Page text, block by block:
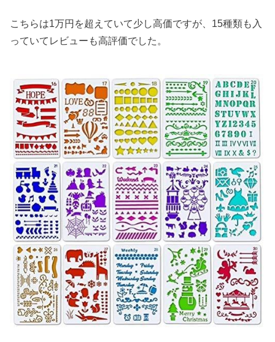
こちらは1万円を超えていて少し高価ですが、15種類も入
っていてレビューも高評価でした。